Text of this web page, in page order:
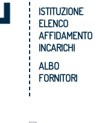
ISTITUZIONE
ELENCO
AFFIDAMENTO
INCARICHI
ALBO
FORNITORI